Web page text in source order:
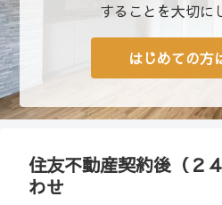
することを大切に
はじめての方
住友不動産契約後（２
わせ